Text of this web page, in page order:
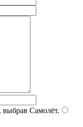
выбрав Самолёт.